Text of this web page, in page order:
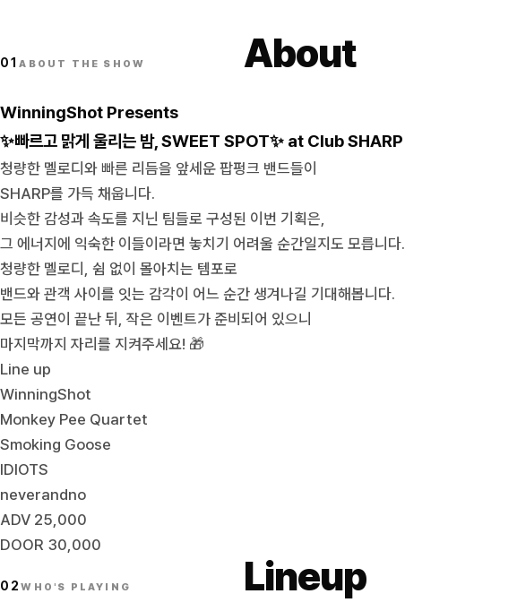
01ABOUT THE SHOW About
WinningShot Presents
✨빠르고 맑게 울리는 밤, SWEET SPOT✨ at Club SHARP
청량한 멜로디와 빠른 리듬을 앞세운 팝펑크 밴드들이
SHARP를 가득 채웁니다.
비슷한 감성과 속도를 지닌 팀들로 구성된 이번 기획은,
그 에너지에 익숙한 이들이라면 놓치기 어려울 순간일지도 모릅니다.
청량한 멜로디, 쉼 없이 몰아치는 템포로
밴드와 관객 사이를 잇는 감각이 어느 순간 생겨나길 기대해봅니다.
모든 공연이 끝난 뒤, 작은 이벤트가 준비되어 있으니
마지막까지 자리를 지켜주세요! 🎁
Line up
WinningShot
Monkey Pee Quartet
Smoking Goose
IDIOTS
neverandno
ADV 25,000
DOOR 30,000
02WHO'S PLAYING Lineup